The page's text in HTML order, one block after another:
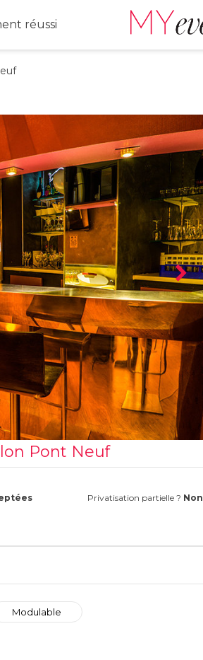
réussi
Pont Neuf
Privatisation partielle ? Non
Modulable